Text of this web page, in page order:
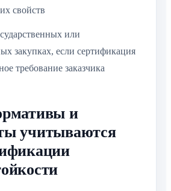
свойств
или
закупках, если сертификация
требование заказчика
и
учитываются